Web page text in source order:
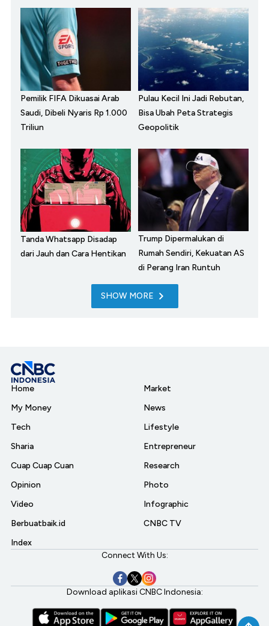
Pemilik FIFA Dikuasai Arab
Saudi, Dibeli Nyaris Rp 1.000
Triliun
Pulau Kecil Ini Jadi Rebutan,
Bisa Ubah Peta Strategis
Geopolitik
Tanda Whatsapp Disadap
dari Jauh dan Cara Hentikan
Trump Dipermalukan di
Rumah Sendiri, Kekuatan AS
di Perang Iran Runtuh
SHOW MORE
Home
My Money
Tech
Sharia
Cuap Cuap Cuan
Opinion
Video
Berbuatbaik.id
Index
Market
News
Lifestyle
Entrepreneur
Research
Photo
Infographic
CNBC TV
Connect With Us:
Download aplikasi CNBC Indonesia: